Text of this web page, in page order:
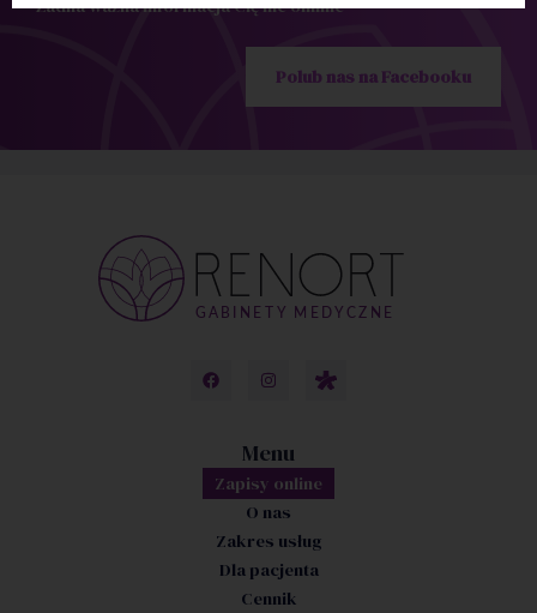
Żadna ważna informacja Cię nie ominie
Polub nas na Facebooku
Menu
Zapisy online
O nas
Zakres usług
Dla pacjenta
Cennik